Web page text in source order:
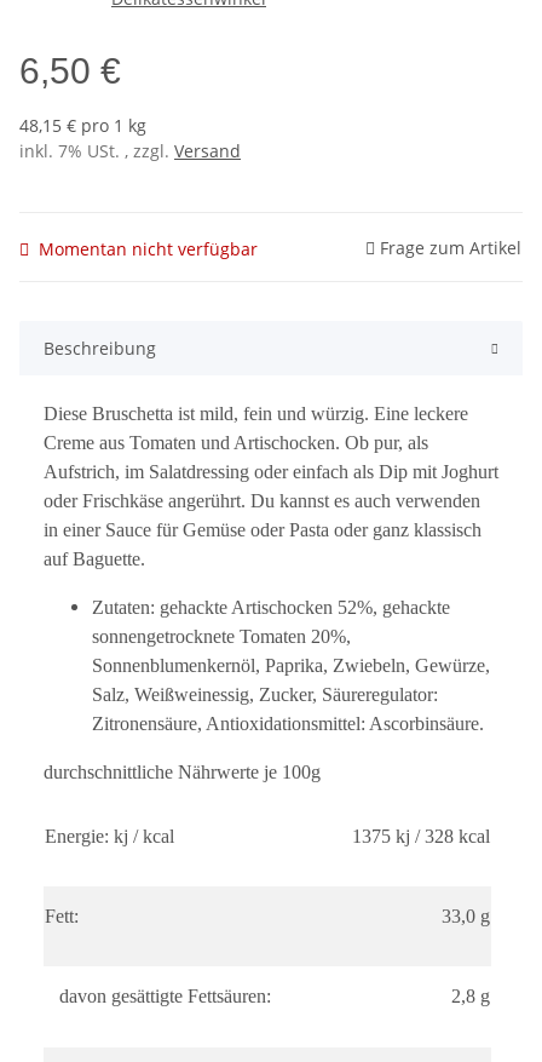
6,50 €
48,15 € pro 1 kg
inkl. 7% USt. , zzgl. Versand
Momentan nicht verfügbar Frage zum Artikel
Beschreibung
Diese Bruschetta ist mild, fein und würzig. Eine leckere
Creme aus Tomaten und Artischocken. Ob pur, als
Aufstrich, im Salatdressing oder einfach als Dip mit Joghurt
oder Frischkäse angerührt. Du kannst es auch verwenden
in einer Sauce für Gemüse oder Pasta oder ganz klassisch
auf Baguette.
Zutaten: gehackte Artischocken 52%, gehackte
sonnengetrocknete Tomaten 20%,
Sonnenblumenkernöl, Paprika, Zwiebeln, Gewürze,
Salz, Weißweinessig, Zucker, Säureregulator:
Zitronensäure, Antioxidationsmittel: Ascorbinsäure.
durchschnittliche Nährwerte je 100g
Energie: kj / kcal 1375 kj / 328 kcal
Fett: 33,0 g
davon gesättigte Fettsäuren: 2,8 g